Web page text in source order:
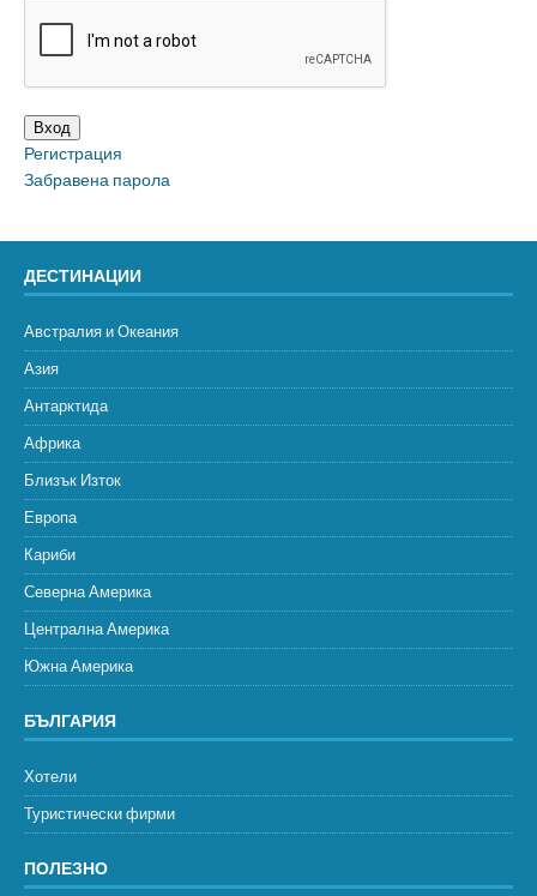
Вход
Регистрация
Забравена парола
ДЕСТИНАЦИИ
Австралия и Океания
Азия
Антарктида
Африка
Близък Изток
Европа
Кариби
Северна Америка
Централна Америка
Южна Америка
БЪЛГАРИЯ
Хотели
Туристически фирми
ПОЛЕЗНО